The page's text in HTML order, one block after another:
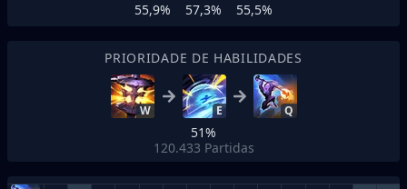
55,9% 57,3% 55,5%
PRIORIDADE DE HABILIDADES
W E Q
51%
120.433 Partidas